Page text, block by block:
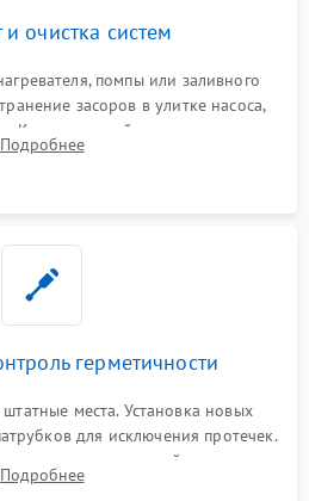
очистка систем
помпы или заливного
засоров в улитке насоса,
Компонентный ремонт платы
поврежденной проводки.
Подробнее
герметичности
места. Установка новых
для исключения протечек.
гидравлической системы,
датчика поплавка.
Подробнее